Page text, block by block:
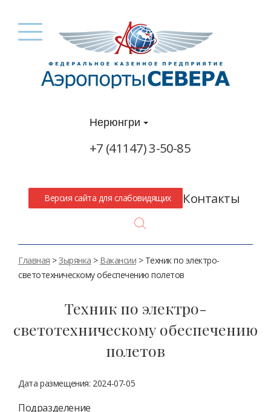
Нерюнгри
+7 (41147) 3-50-85
Версия сайта для слабовидящих Контакты
Главная >Зырянка > Вакансии > Техник по электро-
светотехническому обеспечению полетов
Техник по электро-
светотехническому обеспечению
полетов
Дата размещения: 2024-07-05
Подразделение